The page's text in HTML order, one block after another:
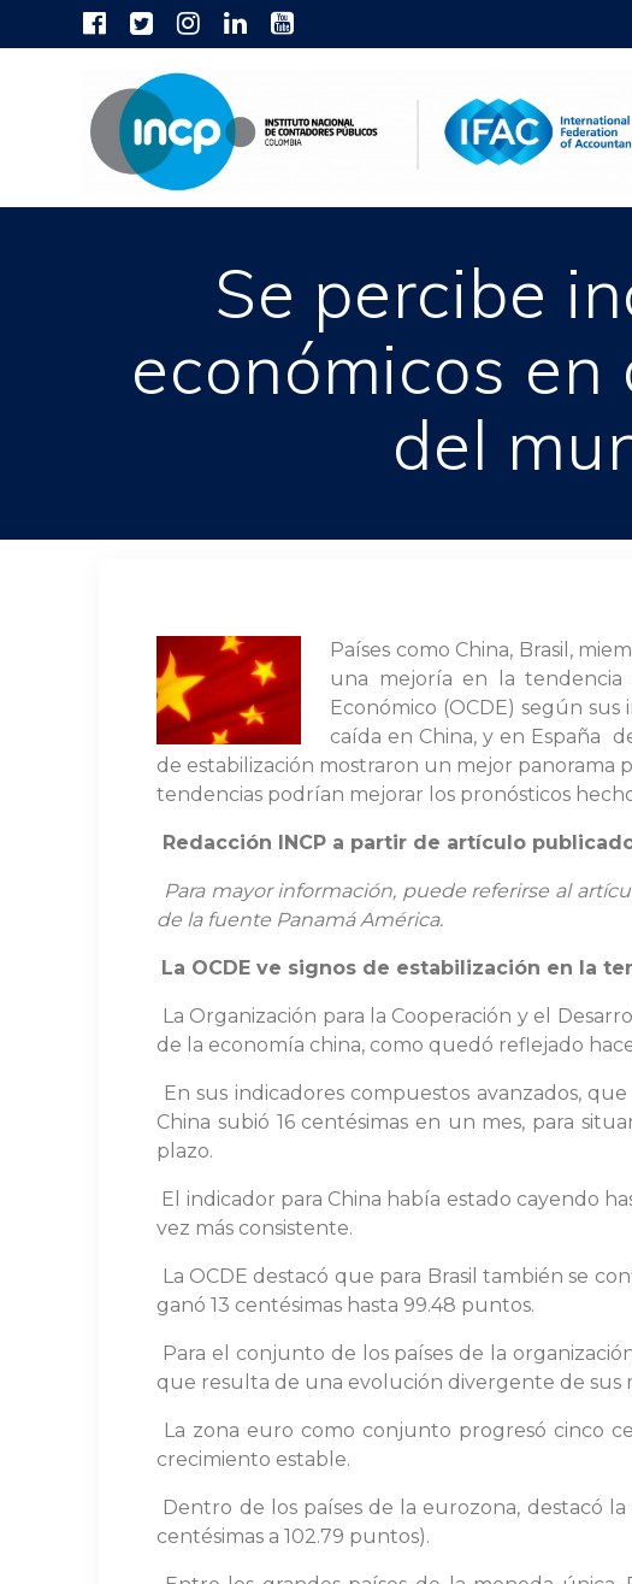
Se percibe
económicos
del
Países como China, Brasil,
una mejoría en la tendencia
Económico (OCDE) según
caída en China, y en España
de estabilización mostraron un mejor panorama
tendencias podrían mejorar los pronósticos
Redacción INCP a partir de artículo
Para mayor información, puede referirse al
de la fuente Panamá América.
La OCDE ve signos de estabilización en la
La Organización para la Cooperación y el
de la economía china, como quedó reflejado
En sus indicadores compuestos avanzados,
China subió 16 centésimas en un mes, para
plazo.
El indicador para China había estado cayendo
vez más consistente.
La OCDE destacó que para Brasil también se
ganó 13 centésimas hasta 99.48 puntos.
Para el conjunto de los países de la
que resulta de una evolución divergente de sus
La zona euro como conjunto progresó cinco
crecimiento estable.
Dentro de los países de la eurozona, destacó
centésimas a 102.79 puntos).